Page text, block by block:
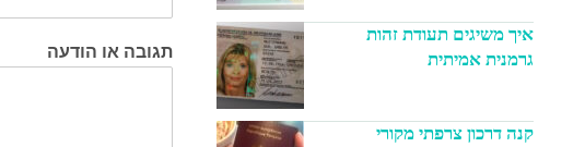
תגובה או הודעה
איך משיגים תעודת זהות
גרמנית אמיתית
קנה דרכון צרפתי מקורי